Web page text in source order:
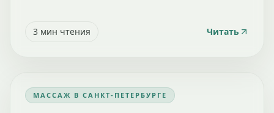
3 мин чтения Читать
МАССАЖ В САНКТ-ПЕТЕРБУРГЕ